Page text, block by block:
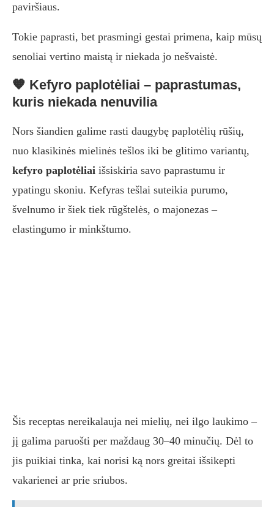
paviršiaus.
Tokie paprasti, bet prasmingi gestai primena, kaip mūsų
senoliai vertino maistą ir niekada jo nešvaistė.
🧡 Kefyro paplotėliai – paprastumas,
kuris niekada nenuvilia
Nors šiandien galime rasti daugybę paplotėlių rūšių,
nuo klasikinės mielinės tešlos iki be glitimo variantų,
kefyro paplotėliai išsiskiria savo paprastumu ir
ypatingu skoniu. Kefyras tešlai suteikia purumo,
švelnumo ir šiek tiek rūgštelės, o majonezas –
elastingumo ir minkštumo.
Šis receptas nereikalauja nei mielių, nei ilgo laukimo –
jį galima paruošti per maždaug 30–40 minučių. Dėl to
jis puikiai tinka, kai norisi ką nors greitai išsikepti
vakarienei ar prie sriubos.